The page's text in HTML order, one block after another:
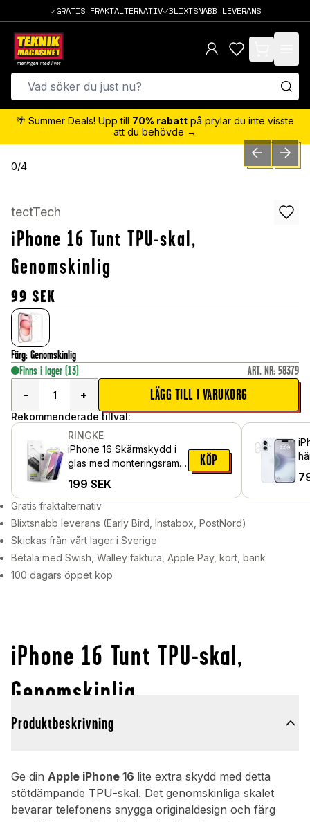
GRATIS FRAKTALTERNATIV BLIXTSNABB LEVERANS
items in cart,
🌴 Summer Deals! Upp till 70% rabatt på prylar du inte visste
att du behövde →
0/4 PREVIOUSNEXT
tectTech
iPhone 16 Tunt TPU-skal,
Genomskinlig
99 SEK
Färg: Genomskinlig
Finns i lager (13) ART. NR: 58379
-
+ LÄGG TILL I VARUKORG
Rekommenderade tillval:
RINGKE
iPhone 16 Skärmskydd i
glas med monteringsram
199 SEK
KÖP
Gratis fraktalternativ
Blixtsnabb leverans (Early Bird, Instabox, PostNord)
Skickas från vårt lager i Sverige
Betala med Swish, Walley faktura, Apple Pay, kort, bank
100 dagars öppet köp
iPhone 16 Tunt TPU-skal,
Genomskinlig
Produktbeskrivning
Ge din Apple iPhone 16 lite extra skydd med detta
stötdämpande TPU-skal. Det genomskinliga skalet
bevarar telefonens snygga originaldesign och färg